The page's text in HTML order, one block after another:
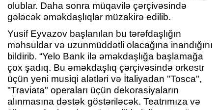
olublar. Daha sonra müqavilə çərçivəsində
gələcək əməkdaşlıqlar müzakirə edilib.
Yusif Eyvazov başlanılan bu tərəfdaşlığın
məhsuldar və uzunmüddətli olacağına inandığını
bildirib. “Yelo Bank ilə əməkdaşlığa başlamağa
çox şadıq. Bu əməkdaşlıq çərçivəsində orkestr
üçün yeni musiqi alətləri və İtaliyadan "Tosca",
"Traviata" operaları üçün dekorasiyaların
alınmasına dəstək göstəriləcək. Teatrımıza və